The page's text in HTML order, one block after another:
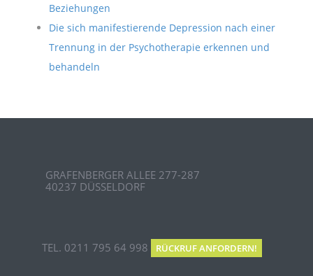
Beziehungen
Die sich manifestierende Depression nach einer
Trennung in der Psychotherapie erkennen und
behandeln
GRAFENBERGER ALLEE 277-287
40237 DÜSSELDORF
TEL. 0211 795 64 998 RÜCKRUF ANFORDERN!